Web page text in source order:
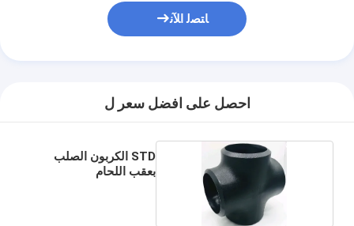
ﺎﺘﺼﻟ ﺍﻶﻧ
احصل على افضل سعر ل
STD الكربون الصلب
بعقب اللحام